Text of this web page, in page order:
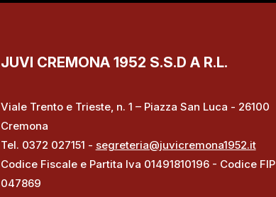
JUVI CREMONA 1952 S.S.D A R.L.
Viale Trento e Trieste, n. 1 – Piazza San Luca - 26100
Cremona
Tel. 0372 027151 - segreteria@juvicremona1952.it
Codice Fiscale e Partita Iva 01491810196 - Codice FIP
047869